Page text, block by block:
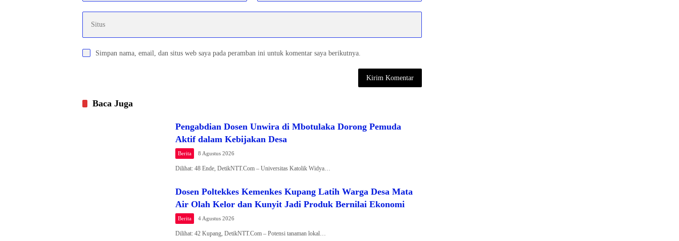
Simpan nama, email, dan situs web saya pada peramban ini untuk komentar saya berikutnya.
Baca Juga
Pengabdian Dosen Unwira di Mbotulaka Dorong Pemuda
Aktif dalam Kebijakan Desa
Berita 8 Agustus 2026
Dilihat: 48 Ende, DetikNTT.Com – Universitas Katolik Widya…
Dosen Poltekkes Kemenkes Kupang Latih Warga Desa Mata
Air Olah Kelor dan Kunyit Jadi Produk Bernilai Ekonomi
Berita 4 Agustus 2026
Dilihat: 42 Kupang, DetikNTT.Com – Potensi tanaman lokal…